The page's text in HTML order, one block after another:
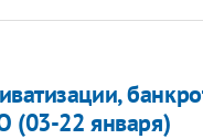
(03-22 января)